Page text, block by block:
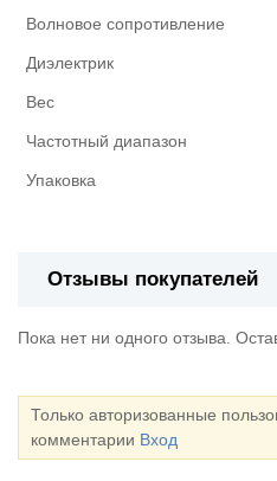
Волновое сопротивление
Диэлектрик
Вес
Частотный диапазон
Упаковка
Отзывы покупателей
Пока нет ни одного отзыва.
Только авторизованные
комментарии Вход